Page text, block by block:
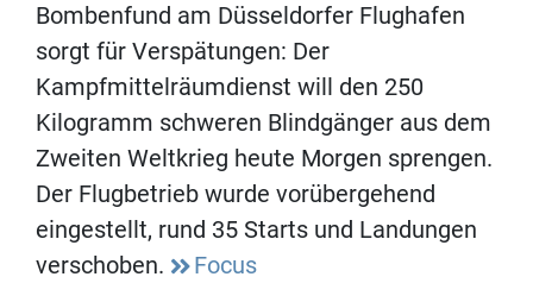
Bombenfund am Düsseldorfer Flughafen
sorgt für Verspätungen: Der
Kampfmittelräumdienst will den 250
Kilogramm schweren Blindgänger aus dem
Zweiten Weltkrieg heute Morgen sprengen.
Der Flugbetrieb wurde vorübergehend
eingestellt, rund 35 Starts und Landungen
verschoben.
Focus